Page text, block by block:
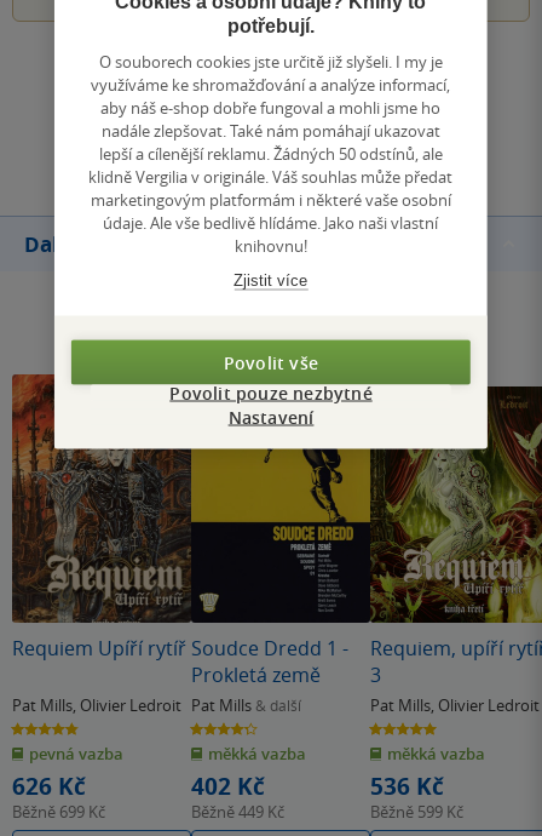
Zobrazit všechna hodnocení
Přidat hodnocení
Další knihy autora
Requiem Upíří rytíř
Pat Mills, Olivier Ledroit
4.8
z
5
hvězdiček
pevná vazba
626 Kč
Běžně 699 Kč
Soudce Dredd 1 -
Prokletá země
Pat Mills & další
4.3
z
5
hvězdiček
měkká vazba
402 Kč
Běžně449 Kč
Requiem, upíří
3
Pat Mills, Olivier Ledroit
5.0
z
5
hvězdiček
měkká vazba
536 Kč
Běžně 599 Kč
potřebují.
O souborech cookies jste určitě již slyšeli. I my je
využíváme ke shromažďování a analýze informací,
aby náš e-shop dobře fungoval a mohli jsme ho
nadále zlepšovat. Také nám pomáhají ukazovat
lepší a cílenější reklamu. Žádných 50 odstínů, ale
klidně Vergilia v originále. Váš souhlas může předat
marketingovým platformám i některé vaše osobní
údaje. Ale vše bedlivě hlídáme. Jako naši vlastní
knihovnu!
Zjistit více
Povolit vše
Povolit pouze nezbytné
Nastavení